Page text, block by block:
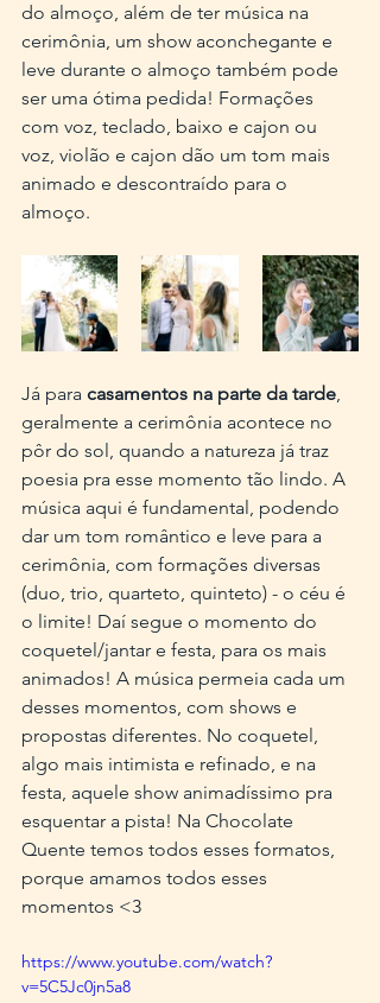
do almoço, além de ter música na
cerimônia, um show aconchegante e
leve durante o almoço também pode
ser uma ótima pedida! Formações
com voz, teclado, baixo e cajon ou
voz, violão e cajon dão um tom mais
animado e descontraído para o
almoço.
Já para casamentos na parte da tarde,
geralmente a cerimônia acontece no
pôr do sol, quando a natureza já traz
poesia pra esse momento tão lindo. A
música aqui é fundamental, podendo
dar um tom romântico e leve para a
cerimônia, com formações diversas
(duo, trio, quarteto, quinteto) - o céu é
o limite! Daí segue o momento do
coquetel/jantar e festa, para os mais
animados! A música permeia cada um
desses momentos, com shows e
propostas diferentes. No coquetel,
algo mais intimista e refinado, e na
festa, aquele show animadíssimo pra
esquentar a pista! Na Chocolate
Quente temos todos esses formatos,
porque amamos todos esses
momentos <3
https://www.youtube.com/watch?
v=5C5Jc0jn5a8